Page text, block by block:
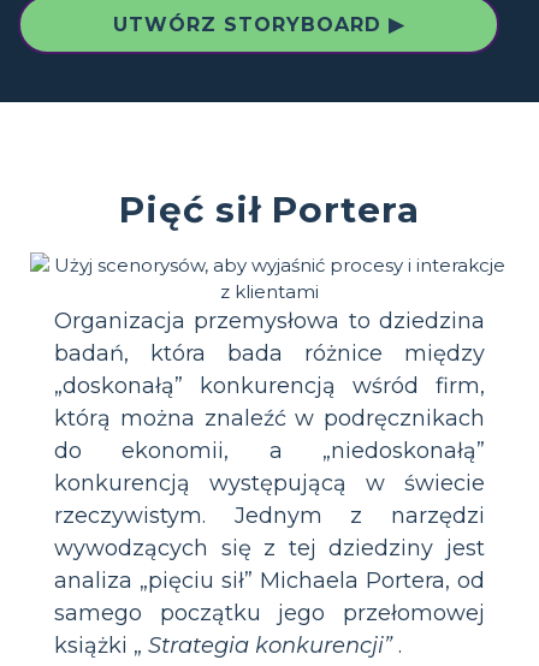
UTWÓRZ STORYBOARD ▶
Pięć sił Portera
Organizacja przemysłowa to dziedzina
badań, która bada różnice między
„doskonałą” konkurencją wśród firm,
którą można znaleźć w podręcznikach
do ekonomii, a „niedoskonałą”
konkurencją występującą w świecie
rzeczywistym. Jednym z narzędzi
wywodzących się z tej dziedziny jest
analiza „pięciu sił” Michaela Portera, od
samego początku jego przełomowej
książki „ Strategia konkurencji”.